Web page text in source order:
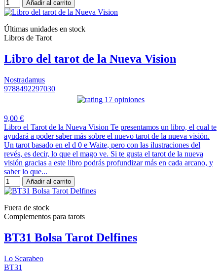
Añadir al carrito
Últimas unidades en stock
Libros de Tarot
Libro del tarot de la Nueva Vision
Nostradamus
9788492297030
17 opiniones
9,00 €
Libro el Tarot de la Nueva Vision Te presentamos un libro, el cual te
ayudará a poder saber más sobre el nuevo tarot de la nueva visión.
Un tarot basado en el d 0 e Waite, pero con las ilustraciones del
revés, es decir, lo que el mago ve. Si te gusta el tarot de la nueva
visión gracias a este libro podrás profundizar más en cada arcano, y
saber lo que...
Añadir al carrito
Fuera de stock
Complementos para tarots
BT31 Bolsa Tarot Delfines
Lo Scarabeo
BT31